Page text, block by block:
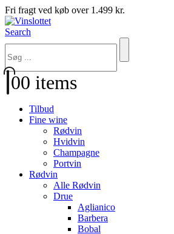
Fri fragt ved køb over 1.499 kr.
Search
00 items
Tilbud
Fine wine
Rødvin
Hvidvin
Champagne
Portvin
Rødvin
Alle Rødvin
Drue
Aglianico
Barbera
Bobal